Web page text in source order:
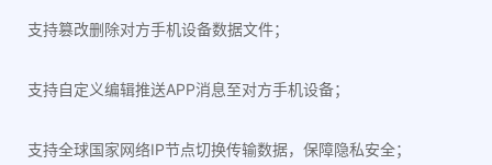
支持篡改删除对方手机设备数据文件；
支持自定义编辑推送APP消息至对方手机设备；
支持全球国家网络IP节点切换传输数据，保障隐私安全；